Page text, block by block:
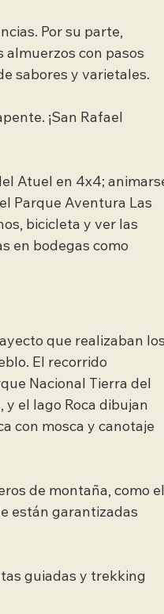
Por su parte,
almuerzos con pasos
sabores y varietales.
¡San Rafael
Atuel en 4x4;
Parque Aventura Las
bicicleta y ver las
en bodegas como
que realizaban
El recorrido
Nacional Tierra del
y el lago Roca dibujan
con mosca y canotaje
de montaña, como
están garantizadas
guiadas y trekking